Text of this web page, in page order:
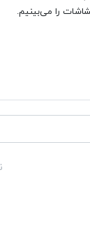
را می‌بینیم.